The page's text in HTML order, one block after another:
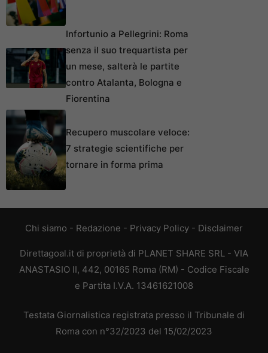
Infortunio a Pellegrini: Roma
senza il suo trequartista per
un mese, salterà le partite
contro Atalanta, Bologna e
Fiorentina
Recupero muscolare veloce:
7 strategie scientifiche per
tornare in forma prima
Chi siamo - Redazione - Privacy Policy - Disclaimer
Direttagoal.it di proprietà di PLANET SHARE SRL - VIA
ANASTASIO II, 442, 00165 Roma (RM) - Codice Fiscale
e Partita I.V.A. 13461621008
Testata Giornalistica registrata presso il Tribunale di
Roma con n°32/2023 del 15/02/2023